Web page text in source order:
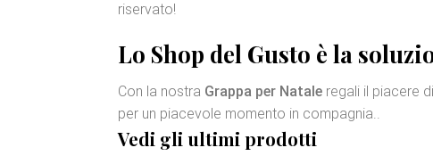
riservato!
Lo Shop del Gusto è la
Con la nostra Grappa per Natale regali il piacere
per un piacevole momento in compagnia..
Vedi gli ultimi prodotti